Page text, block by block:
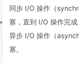
同步 I/O 操作（
塞，直到 I/O 操作完成
异步 I/O 操作（
塞。